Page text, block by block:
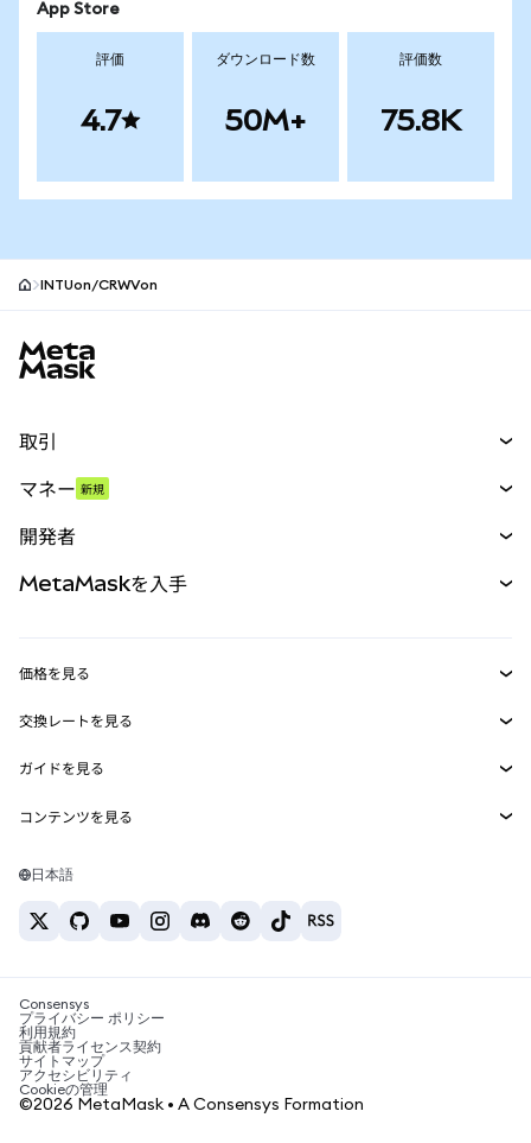
App Store
評価
4.7
ダウンロード数
50M+
評価数
75.8K
INTUon/CRWVon
取引
パーペチュアル
RWA
マネー 新規
開発者
MetaMask Connect
Snaps
Web3サービス
MetaMaskを入手
セキュリティ
サポート
キャリア
お問い合わせ
価格を見る
イーサリアムの価格
Solanaの価格
Tetherの価格
交換レートを見る
ETH→USD
USDT→INR
BTC→INR
ETH→USDT
ガイドを見る
ETHの購入
USDTの購入
SHIBの購入
BNBの購入
コンテンツを見る
Solanaウォレット
税制関連ニュース
暗号資産の購入方法は？
ビットコインを売るには？
日本語
Consensys
プライバシー ポリシー
利用規約
貢献者ライセンス契約
サイトマップ
アクセシビリティ
Cookieの管理
©2026 MetaMask • A Consensys Formation